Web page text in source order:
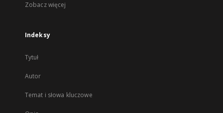
Zobacz więcej
Indeksy
Tytuł
Autor
Temat i słowa kluczowe